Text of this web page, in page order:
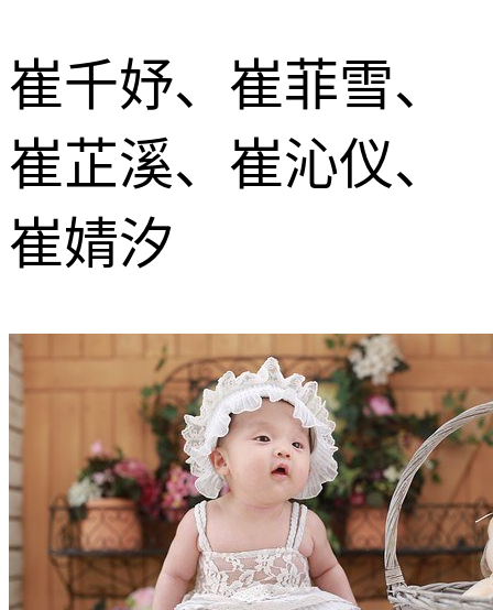
崔千妤、崔菲雪、
崔芷溪、崔沁仪、
崔婧汐